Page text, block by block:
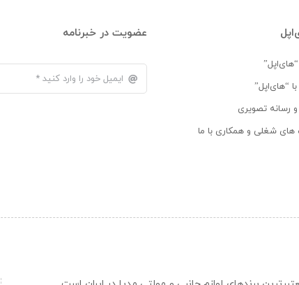
“های‌اپل”
“های‌اپل”
و رسانه تصویری
شغلی و همکاری با ما
عضویت در خبرنامه